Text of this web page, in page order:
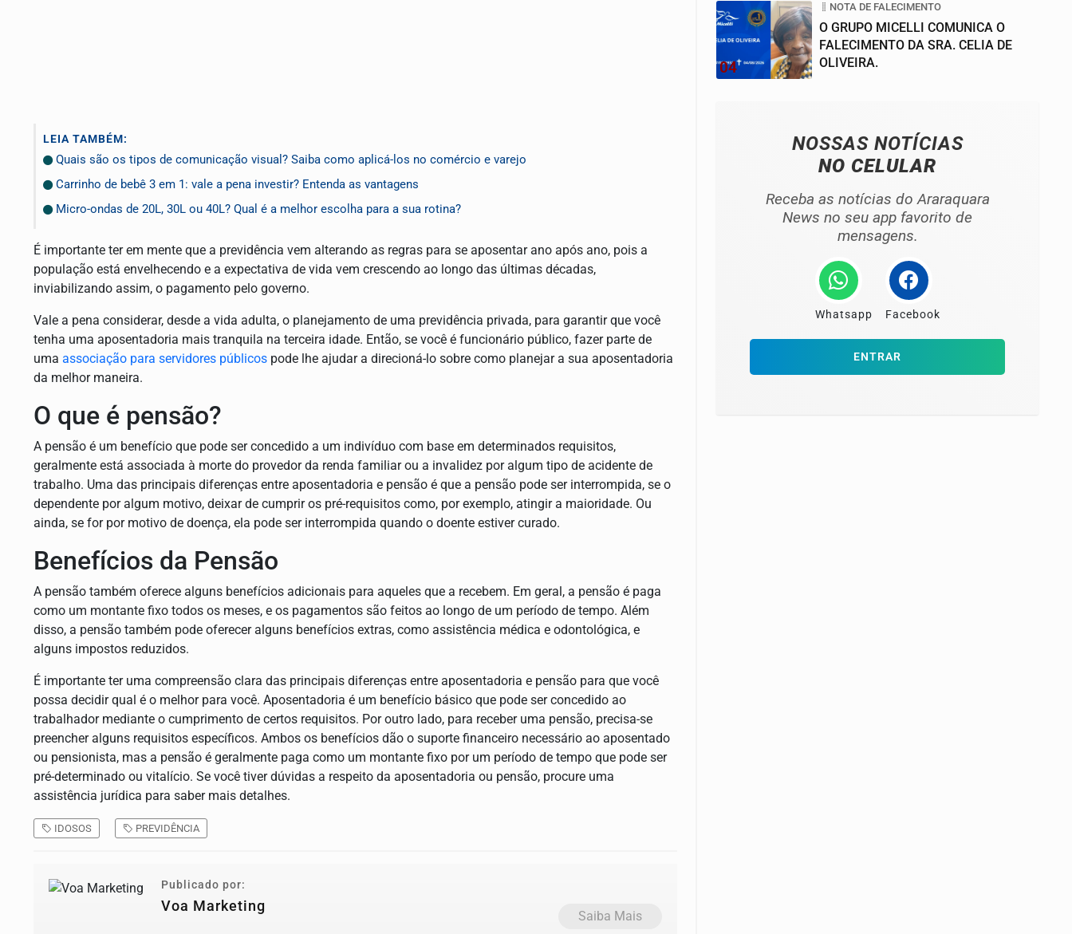
LEIA TAMBÉM:
Quais são os tipos de comunicação visual? Saiba como aplicá-los no comércio e varejo
Carrinho de bebê 3 em 1: vale a pena investir? Entenda as vantagens
Micro-ondas de 20L, 30L ou 40L? Qual é a melhor escolha para a sua rotina?
É importante ter em mente que a previdência vem alterando as regras para se aposentar ano após ano, pois a
população está envelhecendo e a expectativa de vida vem crescendo ao longo das últimas décadas,
inviabilizando assim, o pagamento pelo governo.
Vale a pena considerar, desde a vida adulta, o planejamento de uma previdência privada, para garantir que você
tenha uma aposentadoria mais tranquila na terceira idade. Então, se você é funcionário público, fazer parte de
uma associação para servidores públicos pode lhe ajudar a direcioná-lo sobre como planejar a sua aposentadoria
da melhor maneira.
O que é pensão?
A pensão é um benefício que pode ser concedido a um indivíduo com base em determinados requisitos,
geralmente está associada à morte do provedor da renda familiar ou a invalidez por algum tipo de acidente de
trabalho. Uma das principais diferenças entre aposentadoria e pensão é que a pensão pode ser interrompida, se o
dependente por algum motivo, deixar de cumprir os pré-requisitos como, por exemplo, atingir a maioridade. Ou
ainda, se for por motivo de doença, ela pode ser interrompida quando o doente estiver curado.
Benefícios da Pensão
A pensão também oferece alguns benefícios adicionais para aqueles que a recebem. Em geral, a pensão é paga
como um montante fixo todos os meses, e os pagamentos são feitos ao longo de um período de tempo. Além
disso, a pensão também pode oferecer alguns benefícios extras, como assistência médica e odontológica, e
alguns impostos reduzidos.
É importante ter uma compreensão clara das principais diferenças entre aposentadoria e pensão para que você
possa decidir qual é o melhor para você. Aposentadoria é um benefício básico que pode ser concedido ao
trabalhador mediante o cumprimento de certos requisitos. Por outro lado, para receber uma pensão, precisa-se
preencher alguns requisitos específicos. Ambos os benefícios dão o suporte financeiro necessário ao aposentado
ou pensionista, mas a pensão é geralmente paga como um montante fixo por um período de tempo que pode ser
pré-determinado ou vitalício. Se você tiver dúvidas a respeito da aposentadoria ou pensão, procure uma
assistência jurídica para saber mais detalhes.
IDOSOS PREVIDÊNCIA
Publicado por:
Voa Marketing
Saiba Mais
04
NOTA DE FALECIMENTO
O GRUPO MICELLI COMUNICA O
FALECIMENTO DA SRA. CELIA DE
OLIVEIRA.
NOSSAS NOTÍCIAS
NO CELULAR
Receba as notícias do Araraquara
News no seu app favorito de
mensagens.
Whatsapp Facebook
ENTRAR